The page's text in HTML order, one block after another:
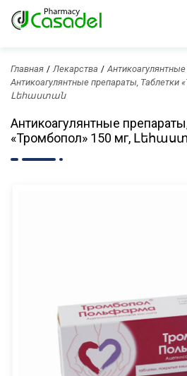
Главная Лекарства
Антикоагулянтные препараты, Таблетки
Լեհաստան
Антикоагулянтные
«Тромбопол» 150 мг,